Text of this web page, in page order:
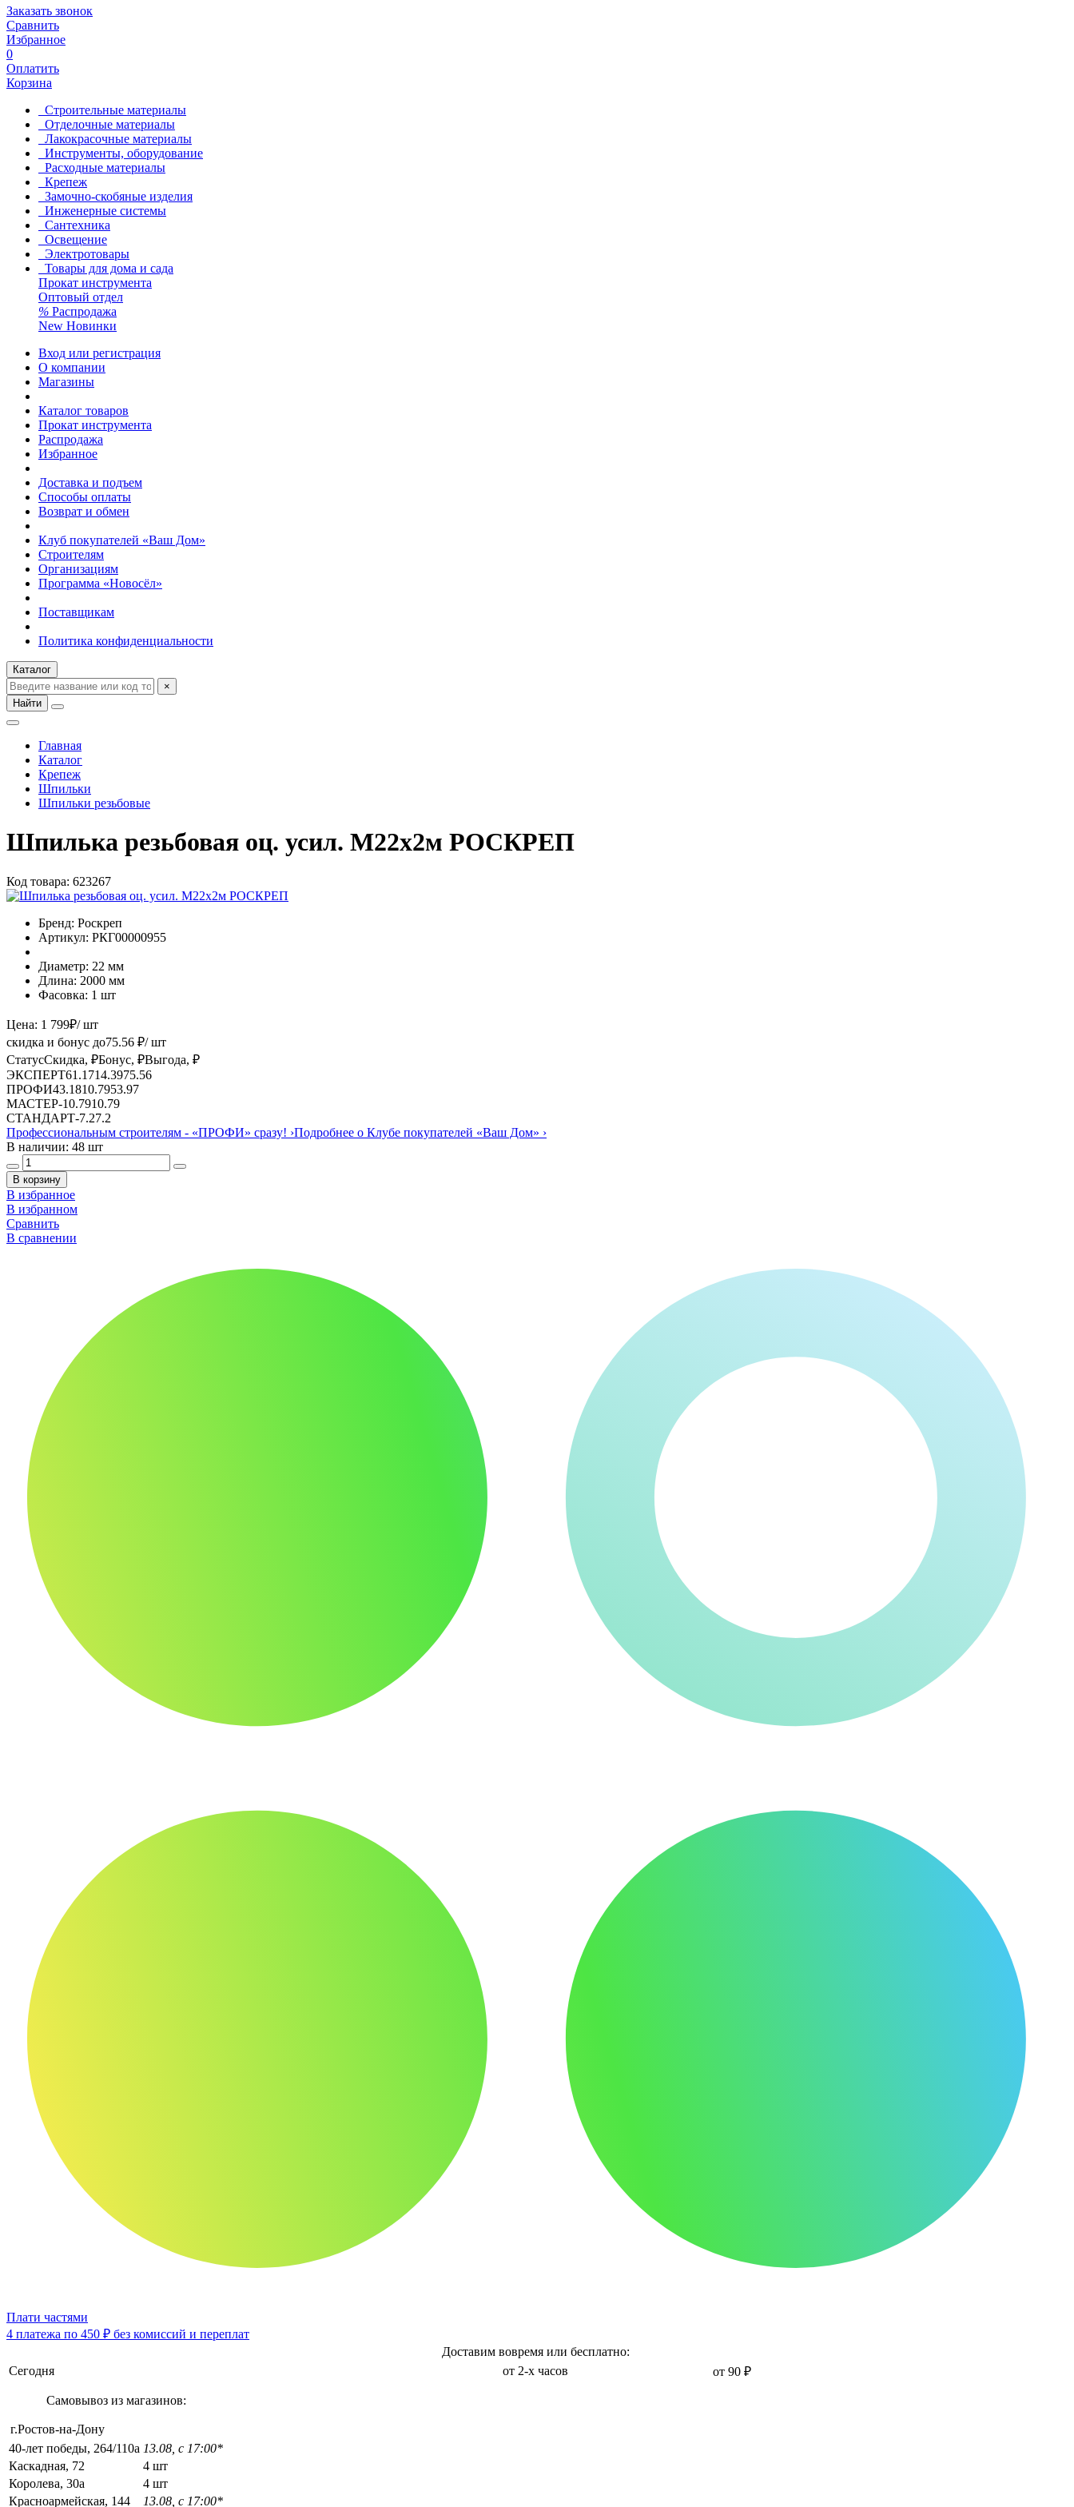
Заказать звонок
Сравнить
Избранное
0
Оплатить
Корзина
Строительные материалы
Отделочные материалы
Лакокрасочные материалы
Инструменты, оборудование
Расходные материалы
Крепеж
Замочно-скобяные изделия
Инженерные системы
Сантехника
Освещение
Электротовары
Товары для дома и сада
Прокат инструмента
Оптовый отдел
% Распродажа
New Новинки
Вход или регистрация
О компании
Магазины
Каталог товаров
Прокат инструмента
Распродажа
Избранное
Доставка и подъем
Способы оплаты
Возврат и обмен
Клуб покупателей «Ваш Дом»
Строителям
Организациям
Программа «Новосёл»
Поставщикам
Политика конфиденциальности
Каталог
×
Найти
Главная
Каталог
Крепеж
Шпильки
Шпильки резьбовые
Шпилька резьбовая оц. усил. М22х2м РОСКРЕП
Код товара: 623267
Бренд: Роскреп
Артикул: РКГ00000955
Диаметр: 22 мм
Длина: 2000 мм
Фасовка: 1 шт
Цена: 1 799₽/ шт
скидка и бонус до75.56 ₽/ шт
СтатусСкидка, ₽Бонус, ₽Выгода, ₽
ЭКСПЕРТ61.1714.3975.56
ПРОФИ43.1810.7953.97
МАСТЕР-10.7910.79
СТАНДАРТ-7.27.2
Профессиональным строителям - «ПРОФИ» сразу! ›Подробнее о Клубе покупателей «Ваш Дом» ›
В наличии: 48 шт
В корзину
В избранное
В избранном
Сравнить
В сравнении
Плати частями
4 платежа по 450 ₽ без комиссий и переплат
Доставим вовремя или бесплатно:
Сегодня
от 2-х часов от 90 ₽
Самовывоз из магазинов:
г.Ростов-на-Дону
40-лет победы, 264/110а 13.08, с 17:00*
Каскадная, 72
4 шт
Королева, 30а
4 шт
Красноармейская, 144
13.08, с 17:00*